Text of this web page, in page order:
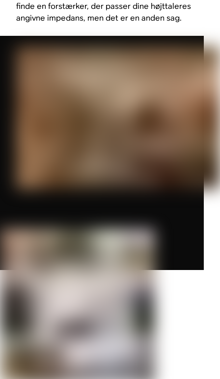
finde en forstærker, der passer dine højttaleres
angivne impedans, men det er en anden sag.